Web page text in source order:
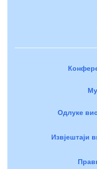
Одлуке
Извјештаји